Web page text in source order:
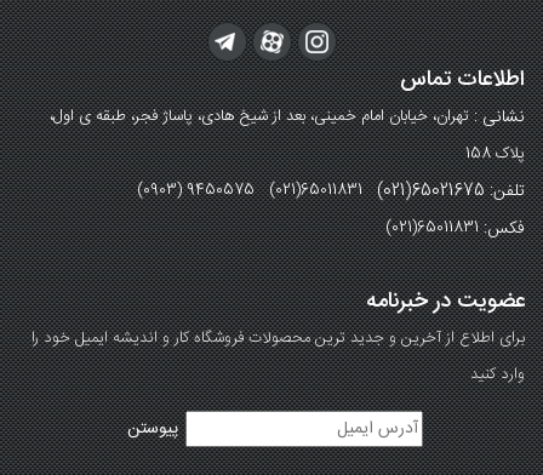
اطلاعات تماس
نشانی :تهران، خیابان امام خمینی، بعد از شیخ هادی، پاساژ فجر، طبقه ی اول،
پلاک 158
تلفن: 65021675(021) (0903) 9450575 (021)65011831
فکس:(021)65011831
عضویت در خبرنامه
برای اطلاع از آخرین و جدید ترین محصولات فروشگاه کار و اندیشه ایمیل خود را
وارد کنید